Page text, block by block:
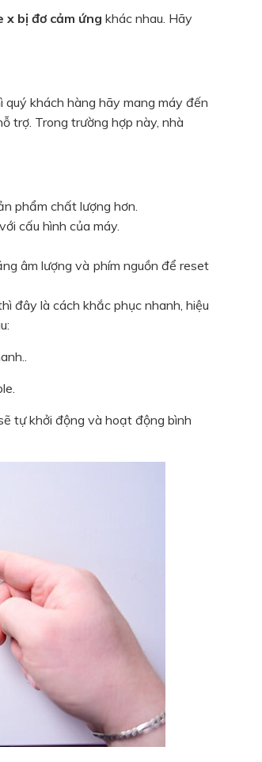
x bị đơ cảm ứng khác nhau. Hãy
khách hàng hãy mang máy đến
trợ. Trong trường hợp này, nhà
phẩm chất lượng hơn.
cấu hình của máy.
âm lượng và phím nguồn để reset
đây là cách khắc phục nhanh, hiệu
tự khởi động và hoạt động bình